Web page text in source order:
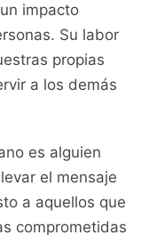
impacto
Su labor
propias
a los demás
es alguien
el mensaje
a aquellos que
comprometidas